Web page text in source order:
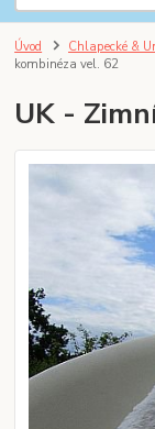
Úvod Chlapecké &
kombinéza vel. 62
UK -